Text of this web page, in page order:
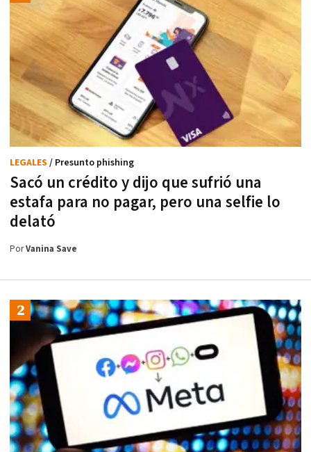
Sacó un crédito y dijo que sufrió una
estafa para no pagar, pero una selfie lo
delató
LEGALES / Presunto phishing
PorVanina Save